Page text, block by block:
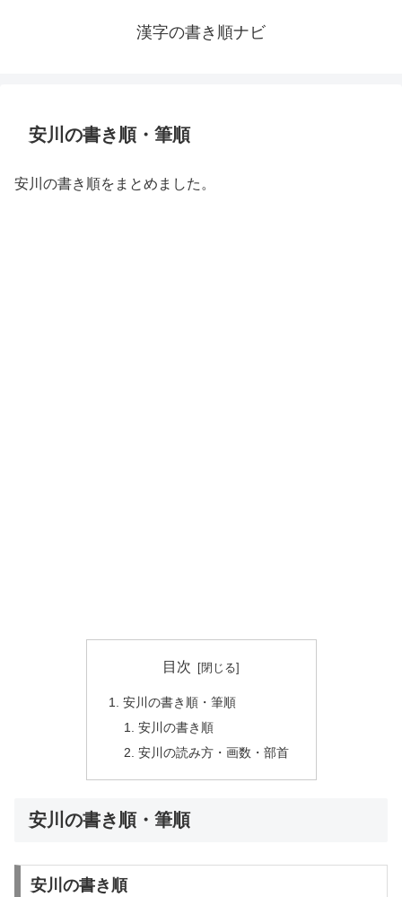
漢字の書き順ナビ
安川の書き順・筆順
安川の書き順をまとめました。
目次
安川の書き順・筆順
安川の書き順
安川の読み方・画数・部首
安川の書き順・筆順
安川の書き順